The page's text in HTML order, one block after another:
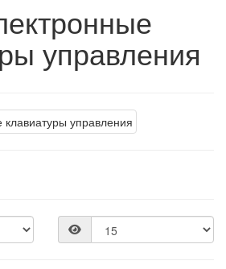
управления